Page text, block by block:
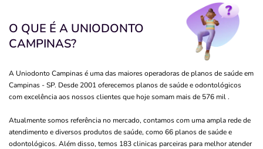
O QUE É A UNIODONTO
CAMPINAS?
A Uniodonto Campinas é uma das maiores operadoras de planos de saúde em
Campinas - SP. Desde 2001 oferecemos planos de saúde e odontológicos
com excelência aos nossos clientes que hoje somam mais de 576 mil .
Atualmente somos referência no mercado, contamos com uma ampla rede de
atendimento e diversos produtos de saúde, como 66 planos de saúde e
odontológicos. Além disso, temos 183 clinicas parceiras para melhor atender